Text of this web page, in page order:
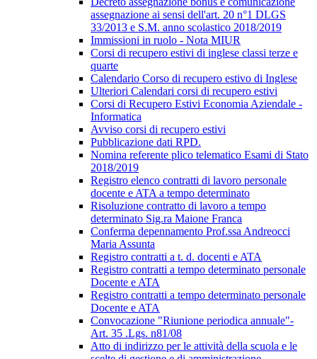
assegnazione ai sensi dell'art. 20 n°1 DLGS
33/2013 e S.M. anno scolastico 2018/2019
Immissioni in ruolo - Nota MIUR
Corsi di recupero estivi di inglese classi terze e
quarte
Calendario Corso di recupero estivo di Inglese
Ulteriori Calendari corsi di recupero estivi
Corsi di Recupero Estivi Economia Aziendale -
Informatica
Avviso corsi di recupero estivi
Pubblicazione dati RPD.
Nomina referente plico telematico Esami di Stato
2018/2019
Registro elenco contratti di lavoro personale
docente e ATA a tempo determinato
Risoluzione contratto di lavoro a tempo
determinato Sig.ra Maione Franca
Conferma depennamento Prof.ssa Andreocci
Maria Assunta
Registro contratti a t. d. docenti e ATA
Registro contratti a tempo determinato personale
Docente e ATA
Registro contratti a tempo determinato personale
Docente e ATA
Convocazione "Riunione periodica annuale"-
Art. 35 .Lgs. n81/08
Atto di indirizzo per le attività della scuola e le